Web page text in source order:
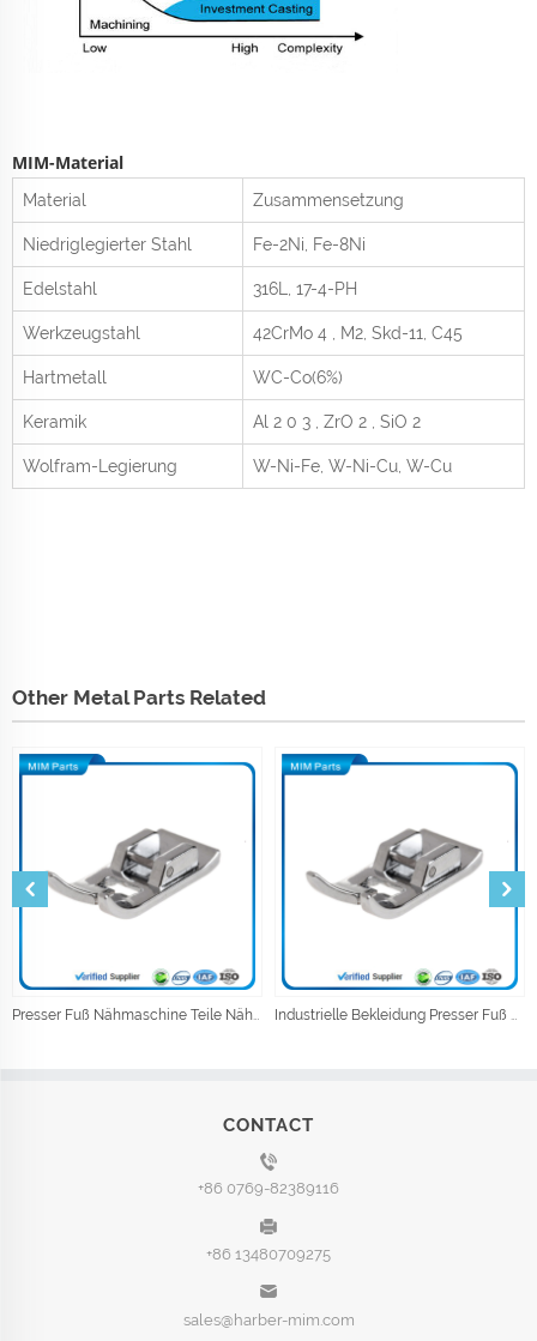
MIM-Material
Material Zusammensetzung
Niedriglegierter Stahl Fe-2Ni, Fe-8Ni
Edelstahl 316L, 17-4-PH
Werkzeugstahl 42CrMo 4 , M2, Skd-11, C45
Hartmetall WC-Co(6%)
Keramik Al 2 0 3 , ZrO 2 , SiO 2
Wolfram-Legierung W-Ni-Fe, W-Ni-Cu, W-Cu
Other Metal Parts Related
Presser Fuß Nähmaschine Teile Nähen Zubehör Industrielle Bekleidung Presser Fuß Nähmaschine Teile Nähen Zubehör
CONTACT
+86 0769-82389116
+86 13480709275
sales@harber-mim.com